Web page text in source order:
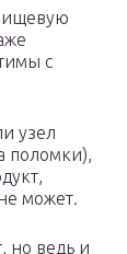
с
узел
поломки),
может.
но ведь и